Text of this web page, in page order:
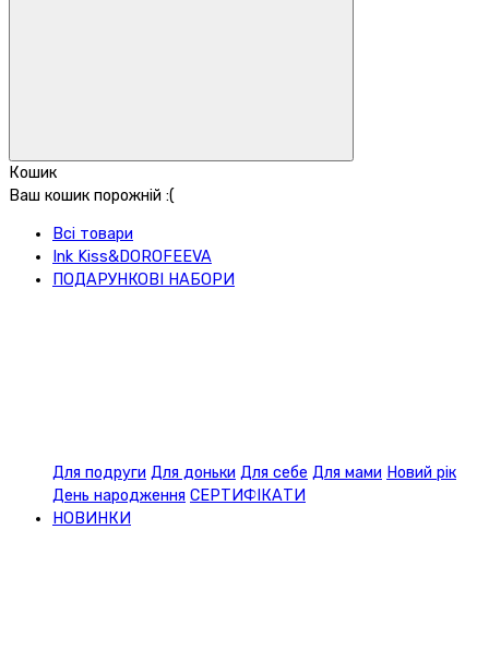
Кошик
Ваш кошик порожній :(
Всі товари
Ink Kiss&DOROFEEVA
ПОДАРУНКОВІ НАБОРИ
Для подруги Для доньки Для себе Для мами Новий рік
День народження СЕРТИФІКАТИ
НОВИНКИ